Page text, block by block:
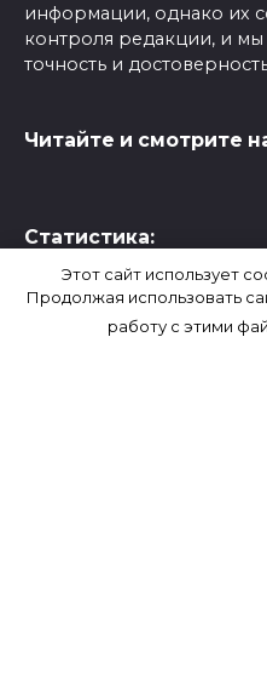
информации, однако их
контроля редакции, и мы
точность и
Читайте и смотрите
Статистика:
WhatsApp, Facebook и
Этот сайт использует
Продолжая использовать
работу с этими